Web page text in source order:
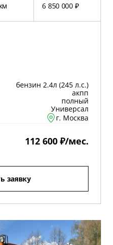
6 850 000 ₽
бензин 2.4л (245 л.с.)
акпп
полный
Универсал
г. Москва
112 600 ₽/мес.
заявку